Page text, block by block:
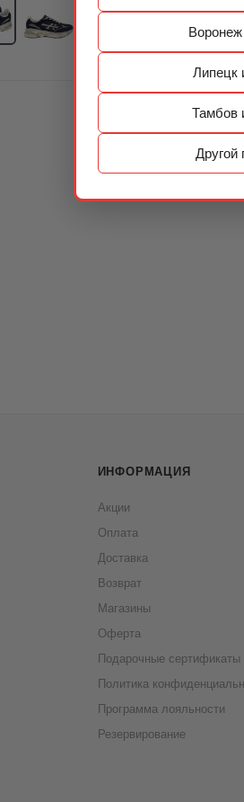
Липецк
Тамбов
Другой
ИНФОРМАЦИЯ
Акции
Оплата
Доставка
Возврат
Магазины
Оферта
Подарочные сертификаты
Политика
Программа лояльности
Резервирование